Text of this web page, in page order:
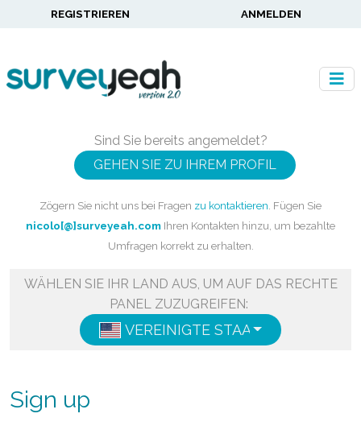
REGISTRIEREN ANMELDEN
Sind Sie bereits angemeldet?
GEHEN SIE ZU IHREM PROFIL
Zögern Sie nicht uns bei Fragen zu kontaktieren . Fügen Sie
nicolo[@]surveyeah.com Ihren Kontakten hinzu, um bezahlte
Umfragen korrekt zu erhalten.
WÄHLEN SIE IHR LAND AUS, UM AUF DAS RECHTE
PANEL ZUZUGREIFEN:
VEREINIGTE STAATENENGLISH
Sign up